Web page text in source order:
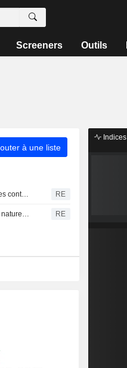
Screeners Outils
à une liste
ADNOC affirme que les attaques contre ses navires et son personnel impactent significativement ses opérations RE
Les contrats à terme sur le gaz naturel américain progressent grâce à la hausse des exportations de GNL RE
Indices